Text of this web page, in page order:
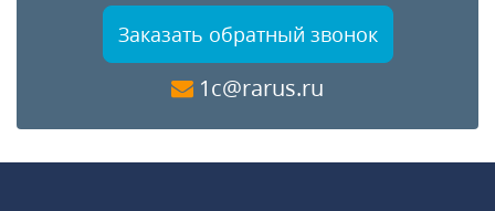
Заказать обратный звонок
1c@rarus.ru